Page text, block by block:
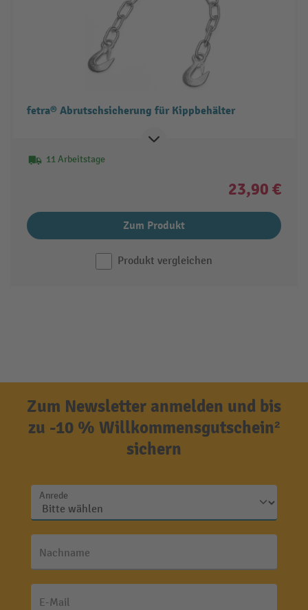
fetra® Abrutschsicherung für Kippbehälter
11 Arbeitstage
23,90 €
Zum Produkt
Produkt vergleichen
Zum Newsletter anmelden und bis
zu -10 % Willkommensgutschein²
sichern
Anrede
Nachname
E-Mail